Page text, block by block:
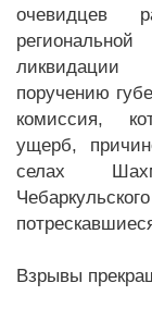
очевидцев
поручению
комиссия,
ущерб,
селах
Взрывы